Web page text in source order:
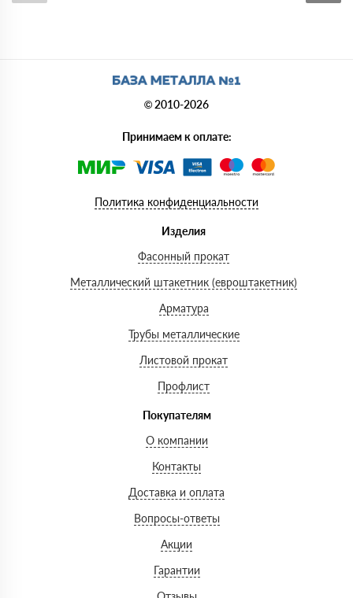
© 2010-2026
Принимаем к оплате:
Политика конфиденциальности
Изделия
Фасонный прокат
Металлический штакетник (евроштакетник)
Арматура
Трубы металлические
Листовой прокат
Профлист
Покупателям
О компании
Контакты
Доставка и оплата
Вопросы-ответы
Акции
Гарантии